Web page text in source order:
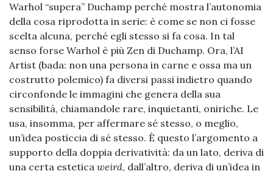
Warhol “supera” Duchamp perché mostra l’autonomia
della cosa riprodotta in serie: è come se non ci fosse
scelta alcuna, perché egli stesso si fa cosa. In tal
senso forse Warhol è più Zen di Duchamp. Ora, l’AI
Artist (bada: non una persona in carne e ossa ma un
costrutto polemico) fa diversi passi indietro quando
circonfonde le immagini che genera della sua
sensibilità, chiamandole rare, inquietanti, oniriche. Le
usa, insomma, per affermare sé stesso, o meglio,
un’idea posticcia di sé stesso. È questo l’argomento a
supporto della doppia derivatività: da un lato, deriva di
una certa estetica weird, dall’altro, deriva di un’idea in